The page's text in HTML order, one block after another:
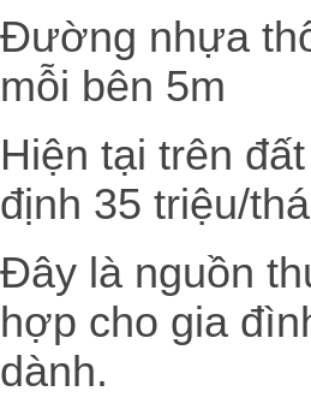
Đường nhựa
mỗi bên 5m
Hiện tại trên
định 35 triệu/
Đây là nguồn
hợp cho gia
dành.